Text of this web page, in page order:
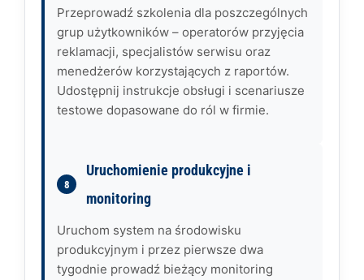
Przeprowadź szkolenia dla poszczególnych
grup użytkowników – operatorów przyjęcia
reklamacji, specjalistów serwisu oraz
menedżerów korzystających z raportów.
Udostępnij instrukcje obsługi i scenariusze
testowe dopasowane do ról w firmie.
Uruchomienie produkcyjne i
monitoring
Uruchom system na środowisku
produkcyjnym i przez pierwsze dwa
tygodnie prowadź bieżący monitoring